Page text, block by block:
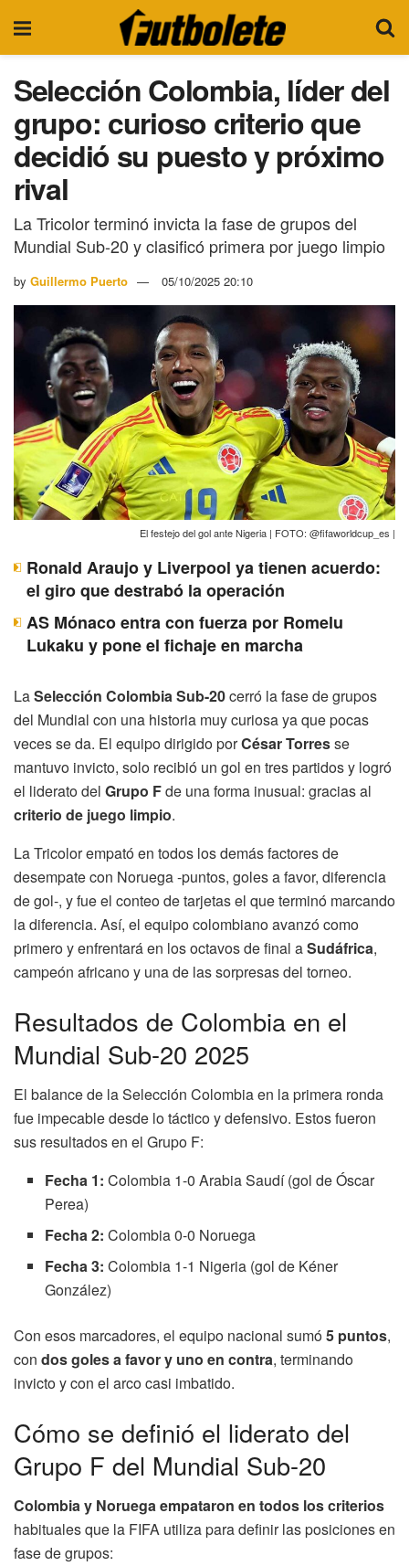
Selección Colombia, líder del
grupo: curioso criterio que
decidió su puesto y próximo
rival
La Tricolor terminó invicta la fase de grupos del
Mundial Sub-20 y clasificó primera por juego limpio
by Guillermo Puerto 05/10/2025 20:10
El festejo del gol ante Nigeria | FOTO: @fifaworldcup_es |
Ronald Araujo y Liverpool ya tienen acuerdo:
el giro que destrabó la operación
AS Mónaco entra con fuerza por Romelu
Lukaku y pone el fichaje en marcha
LaSelección Colombia Sub-20cerró la fase de grupos
del Mundial con una historia muy curiosa ya que pocas
veces se da. El equipo dirigido porCésar Torresse
mantuvo invicto, solo recibió un gol en tres partidos y logró
el liderato del Grupo Fde una forma inusual: gracias al
criterio de juego limpio.
La Tricolor empató en todos los demás factores de
desempate con Noruega -puntos, goles a favor, diferencia
de gol-, y fue el conteo de tarjetas el que terminó marcando
la diferencia. Así, el equipo colombiano avanzó como
primero y enfrentará en los octavos de final aSudáfrica,
campeón africano y una de las sorpresas del torneo.
Resultados de Colombia en el
Mundial Sub-20 2025
El balance de la Selección Colombia en la primera ronda
fue impecable desde lo táctico y defensivo. Estos fueron
sus resultados en el Grupo F:
Fecha 1: Colombia 1-0 Arabia Saudí (gol de Óscar
Perea)
Fecha 2: Colombia 0-0 Noruega
Fecha 3: Colombia 1-1 Nigeria (gol de Kéner
González)
Con esos marcadores, el equipo nacional sumó5 puntos,
con dos goles a favor y uno en contra, terminando
invicto y con el arco casi imbatido.
Cómo se definió el liderato del
Grupo F del Mundial Sub-20
Colombia y Noruega empataron en todos los criterios
habituales que la FIFA utiliza para definir las posiciones en
fase de grupos: